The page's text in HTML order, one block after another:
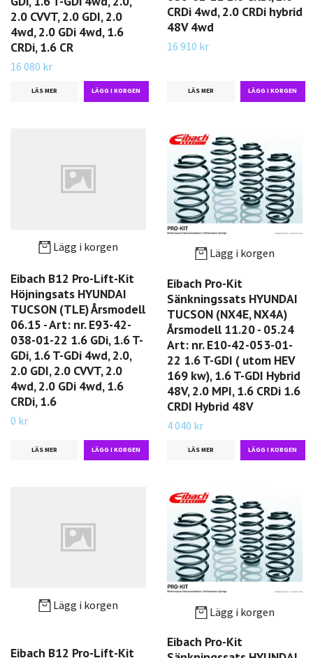
2.0 CVVT, 2.0 GDI, 2.0
4wd, 2.0 GDi 4wd, 1.6
CRDi, 1.6 CR
16 080 kr
LÄS MER
CRDi 4wd, 2.0 CRDi hybrid
48V 4wd
16 910 kr
LÄS MER
Lägg i korgen
Eibach B12 Pro-Lift-Kit
Höjningsats HYUNDAI
TUCSON (TLE) Årsmodell
06.15 - Art: nr. E93-42-
038-01-22 1.6 GDi, 1.6 T-
GDi, 1.6 T-GDi 4wd, 2.0,
2.0 GDI, 2.0 CVVT, 2.0
4wd, 2.0 GDi 4wd, 1.6
CRDi, 1.6
0 kr
LÄS MER
Lägg i korgen
Eibach Pro-Kit
Sänkningssats HYUNDAI
TUCSON (NX4E, NX4A)
Årsmodell 11.20 - 05.24
Art: nr. E10-42-053-01-
22 1.6 T-GDI ( utom HEV
169 kw), 1.6 T-GDI Hybrid
48V, 2.0 MPI, 1.6 CRDi 1.6
CRDI Hybrid 48V
4 040 kr
LÄS MER
Lägg i korgen
Eibach B12 Pro-Lift-Kit
Lägg i korgen
Eibach Pro-Kit